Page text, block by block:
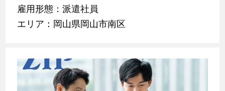
雇用形態：派遣社員
エリア：岡山県岡山市南区